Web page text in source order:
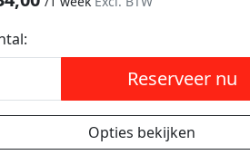
Reserveer nu
Opties bekijken